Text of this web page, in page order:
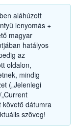
aláhúzott
lenyomás +
magyar
hatályos
az
oldalon,
mindig
(„Jelenlegi
követő dátumra
szöveg!